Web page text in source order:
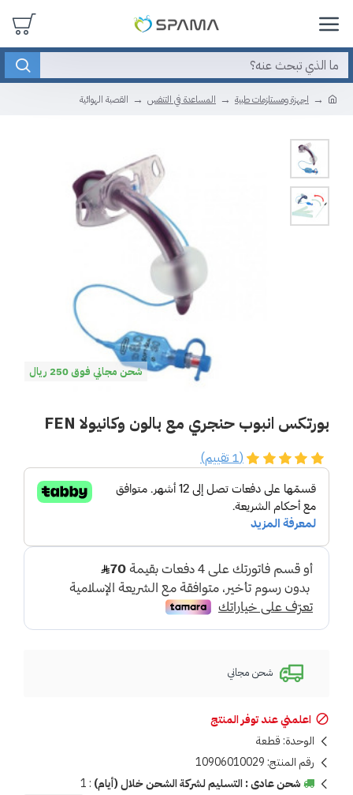
اجهزة ومستلزمات طبية المساعدة في التنفس القصبة الهوائية
شحن مجاني فوق 250 ريال
بورتكس انبوب حنجري مع بالون وكانيولا FEN
اعلمني عند توفر المنتج
الوحدة: قطعة
رقم المنتج: 10906010029
شحن عادى : التسليم لشركة الشحن خلال (أيام) :
1
(1 تقييم)
شحن مجاني